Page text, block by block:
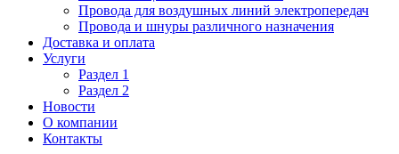
Провода для воздушных линий электропередач
Провода и шнуры различного назначения
Доставка и оплата
Услуги
Раздел 1
Раздел 2
Новости
О компании
Контакты